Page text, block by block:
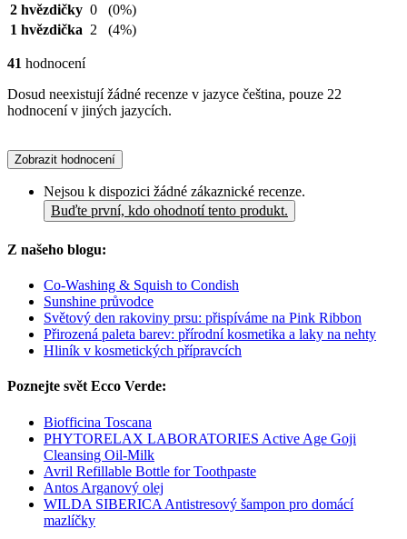
2 hvězdičky 0
(0%)
1 hvězdička 2 (4%)
41 hodnocení
Dosud neexistují žádné recenze v jazyce čeština, pouze 22
hodnocení v jiných jazycích.
Zobrazit hodnocení
Nejsou k dispozici žádné zákaznické recenze.
Buďte první, kdo ohodnotí tento produkt.
Z našeho blogu:
Co-Washing & Squish to Condish
Sunshine průvodce
Světový den rakoviny prsu: přispíváme na Pink Ribbon
Přirozená paleta barev: přírodní kosmetika a laky na nehty
Hliník v kosmetických přípravcích
Poznejte svět Ecco Verde:
Biofficina Toscana
PHYTORELAX LABORATORIES Active Age Goji
Cleansing Oil-Milk
Avril Refillable Bottle for Toothpaste
Antos Arganový olej
WILDA SIBERICA Antistresový šampon pro domácí
mazlíčky